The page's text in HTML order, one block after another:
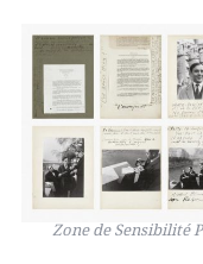
Zone de Sensibilité